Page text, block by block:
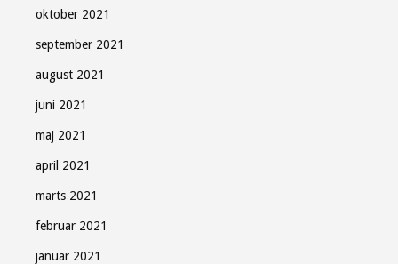
oktober 2021
september 2021
august 2021
juni 2021
maj 2021
april 2021
marts 2021
februar 2021
januar 2021